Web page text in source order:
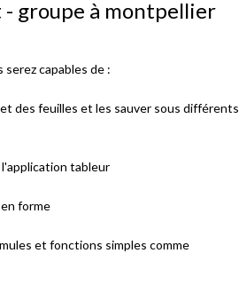
groupe à montpellier
capables de :
des feuilles et les sauver sous différents
tableur
forme
et fonctions simples comme